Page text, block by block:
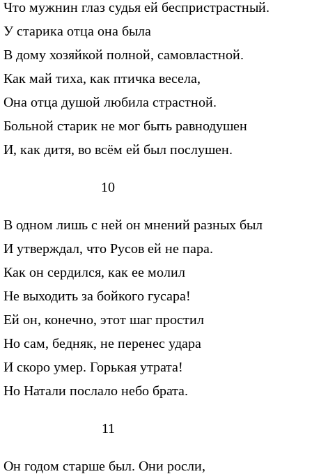
Что мужнин глаз судья ей беспристрастный.
У старика отца она была
В дому хозяйкой полной, самовластной.
Как май тиха, как птичка весела,
Она отца душой любила страстной.
Больной старик не мог быть равнодушен
И, как дитя, во всём ей был послушен.
10
В одном лишь с ней он мнений разных был
И утверждал, что Русов ей не пара.
Как он сердился, как ее молил
Не выходить за бойкого гусара!
Ей он, конечно, этот шаг простил
Но сам, бедняк, не перенес удара
И скоро умер. Горькая утрата!
Но Натали послало небо брата.
11
Он годом старше был. Они росли,